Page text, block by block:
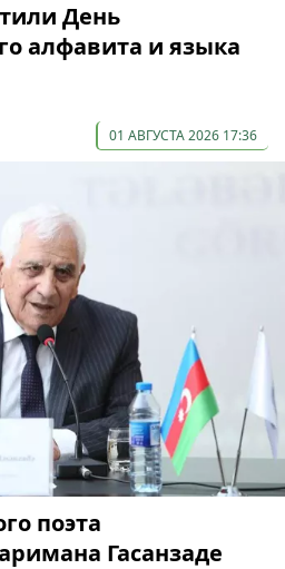
День
алфавита и языка
01 АВГУСТА 2026 17:36
поэта
Гасанзаде